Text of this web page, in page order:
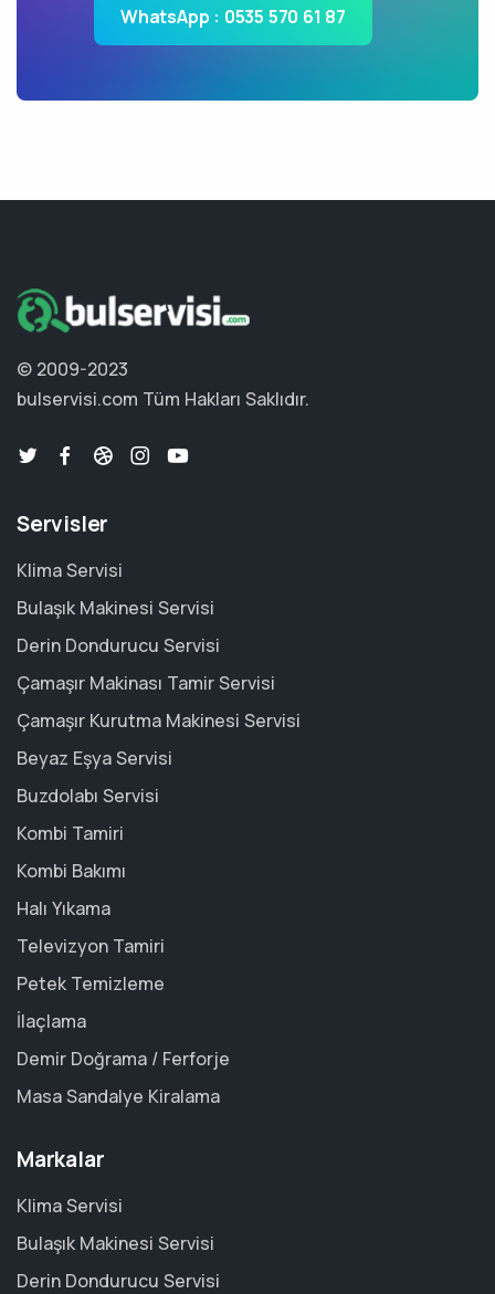
WhatsApp : 0535 570 61 87
© 2009-2023
bulservisi.com Tüm Hakları Saklıdır.
Servisler
Klima Servisi
Bulaşık Makinesi Servisi
Derin Dondurucu Servisi
Çamaşır Makinası Tamir Servisi
Çamaşır Kurutma Makinesi Servisi
Beyaz Eşya Servisi
Buzdolabı Servisi
Kombi Tamiri
Kombi Bakımı
Halı Yıkama
Televizyon Tamiri
Petek Temizleme
İlaçlama
Demir Doğrama / Ferforje
Masa Sandalye Kiralama
Markalar
Klima Servisi
Bulaşık Makinesi Servisi
Derin Dondurucu Servisi